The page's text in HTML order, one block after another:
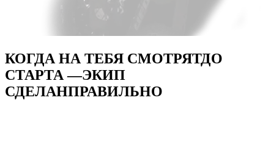
КОГДА НА ТЕБЯ СМОТРЯТДО
СТАРТА —ЭКИП
СДЕЛАНПРАВИЛЬНО